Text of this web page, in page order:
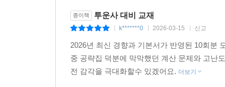
종이책 투운사 대비 교재
k*******0 2026-03-15 신고
2026년 최신 경향과 기본서가 반영된 10회분
중 공략집 덕분에 막막했던 계산 문제와 고난
전 감각을 극대화할수 있겠어요. 더보기